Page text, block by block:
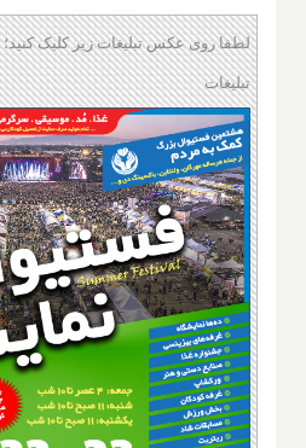
لطفا روی عکس تبلیغات زیر کلیک
تبلیغات